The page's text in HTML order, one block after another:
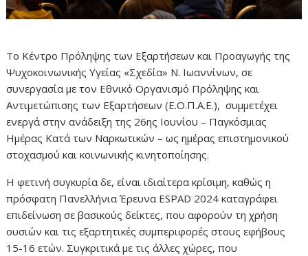
Το Κέντρο Πρόληψης των Εξαρτήσεων και Προαγωγής της
Ψυχοκοινωνικής Υγείας «Σχεδία» Ν. Ιωαννίνων, σε
συνεργασία με τον Εθνικό Οργανισμό Πρόληψης και
Αντιμετώπισης των Εξαρτήσεων (Ε.Ο.Π.Α.Ε.), συμμετέχει
ενεργά στην ανάδειξη της 26ης Ιουνίου – Παγκόσμιας
Ημέρας Κατά των Ναρκωτικών – ως ημέρας επιστημονικού
στοχασμού και κοινωνικής κινητοποίησης.
Η φετινή συγκυρία δε, είναι ιδιαίτερα κρίσιμη, καθώς η
πρόσφατη Πανελλήνια Έρευνα ESPAD 2024 καταγράφει
επιδείνωση σε βασικούς δείκτες, που αφορούν τη χρήση
ουσιών και τις εξαρτητικές συμπεριφορές στους εφήβους
15-16 ετών. Συγκριτικά με τις άλλες χώρες, που